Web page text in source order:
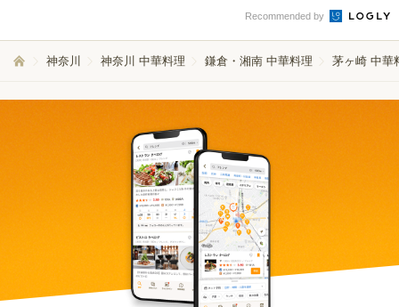
Recommended by
神奈川 神奈川 中華料理 鎌倉・湘南 中華料理 茅ヶ崎 中華